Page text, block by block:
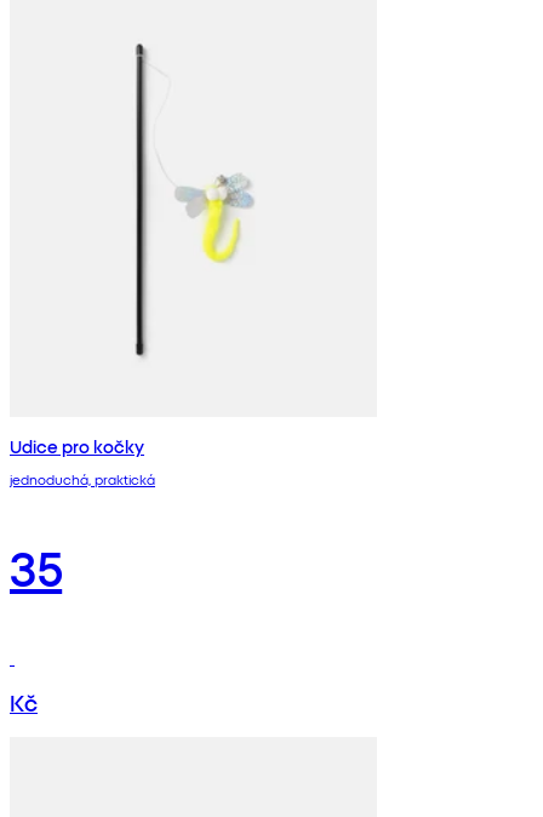
Udice pro kočky
jednoduchá, praktická
35
Kč